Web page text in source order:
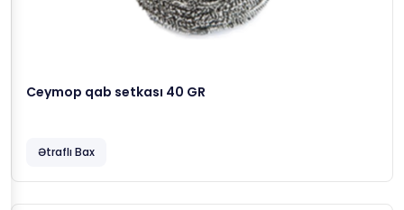
Ceymop qab setkası 40 GR
Ətraflı Bax